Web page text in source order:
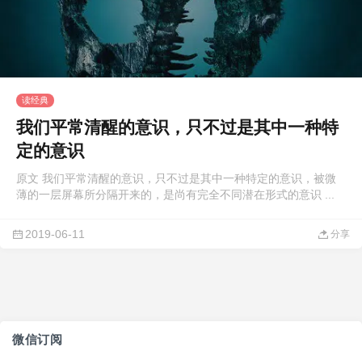
读经典
我们平常清醒的意识，只不过是其中一种特
定的意识
原文 我们平常清醒的意识，只不过是其中一种特定的意识，被微
薄的一层屏幕所分隔开来的，是尚有完全不同潜在形式的意识 ...
2019-06-11 分享
微信订阅